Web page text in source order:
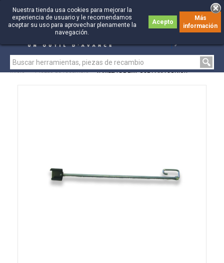
0
0
Nuestra tienda usa cookies para mejorar la
experiencia de usuario y le recomendamos
aceptar su uso para aprovechar plenamente la
navegación.
Acepto
Más
información
Inicio > Piezas de recambio > VARILLA DE EMPUJE PARA JUNIOR